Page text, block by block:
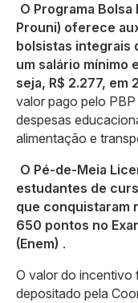
O Programa Bolsa
Prouni) oferece
bolsistas integrais
um salário mínimo
seja, R$ 2.277, em
valor pago pelo
despesas
alimentação e
O Pé-de-Meia
estudantes de
que conquistaram
650 pontos no
(Enem) .
O valor do incentivo
depositado pela